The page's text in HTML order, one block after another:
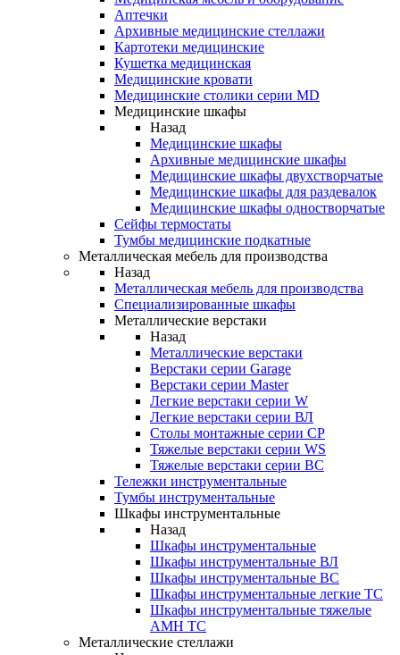
Аптечки
Архивные медицинские стеллажи
Картотеки медицинские
Кушетка медицинская
Медицинские кровати
Медицинские столики серии MD
Медицинские шкафы
Назад
Медицинские шкафы
Архивные медицинские шкафы
Медицинские шкафы двухстворчатые
Медицинские шкафы для раздевалок
Медицинские шкафы одностворчатые
Сейфы термостаты
Тумбы медицинские подкатные
Металлическая мебель для производства
Назад
Металлическая мебель для производства
Cпециализированные шкафы
Металлические верстаки
Назад
Металлические верстаки
Верстаки серии Garage
Верстаки серии Master
Легкие верстаки серии W
Легкие верстаки серии ВЛ
Столы монтажные серии СР
Тяжелые верстаки серии WS
Тяжелые верстаки серии ВС
Тележки инструментальные
Тумбы инструментальные
Шкафы инструментальные
Назад
Шкафы инструментальные
Шкафы инструментальные ВЛ
Шкафы инструментальные ВС
Шкафы инструментальные легкие ТС
Шкафы инструментальные тяжелые
AMH TC
Металлические стеллажи